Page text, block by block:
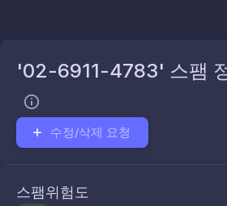
'02-6911-4783' 스팸
수정/삭제 요청
스팸위험도